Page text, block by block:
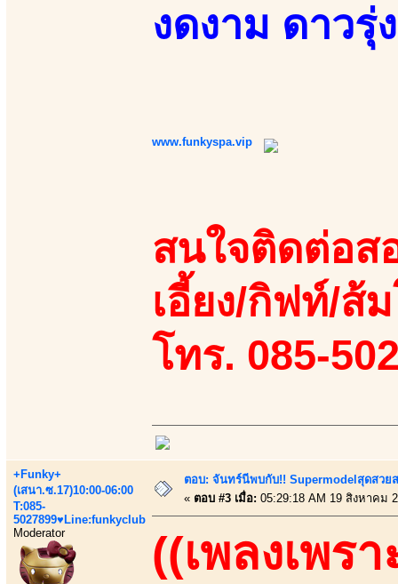
งดงาม ดาวรุ่
www.funkyspa.vip
สนใจติดต่อส
เอี้ยง/กิฟท์/ส้
โทร. 085-
+Funky+
(เสนา.ซ.17)10:00-06:00
T:085-
5027899♥Line:funkyclub
Moderator
ตอบ: จันทร์นีพบกับ!! Supermodelสุดสวย
« ตอบ #3 เมื่อ: 05:29:18 AM 19 สิงหาคม
((เพลงเพรา